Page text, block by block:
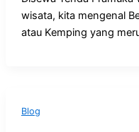
wisata, kita mengenal
atau Kemping yang
Blog